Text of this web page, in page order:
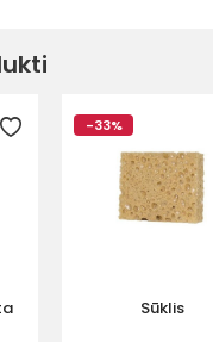
-33%
Sūklis